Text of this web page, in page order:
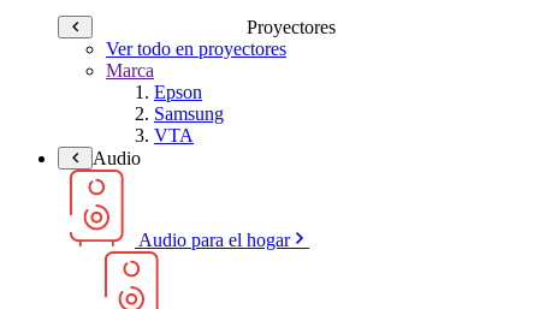
Proyectores
Ver todo en proyectores
Marca
Epson
Samsung
VTA
Audio
Audio para el hogar